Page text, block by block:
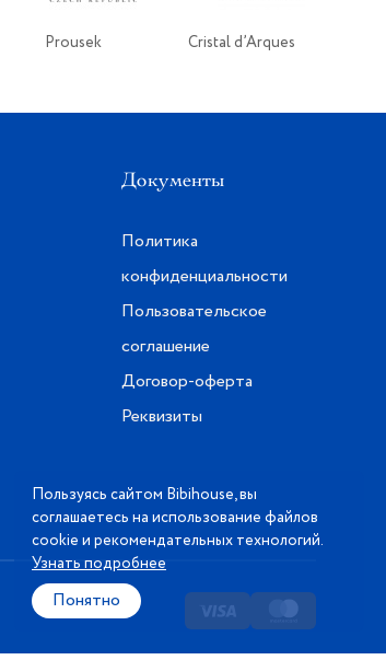
Prousek Cristal d’Arques
Документы
Политика
конфиденциальности
Пользовательское
соглашение
Договор-оферта
Реквизиты
Пользуясь сайтом Bibihouse, вы
соглашаетесь на использование файлов
cookie и рекомендательных технологий.
Узнать подробнее
Понятно